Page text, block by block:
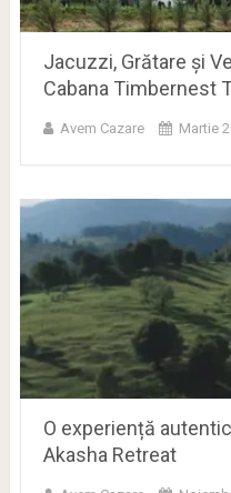
Jacuzzi, Grătare și
Cabana Timbernest
Avem Cazare Martie
O experiență
Akasha Retreat